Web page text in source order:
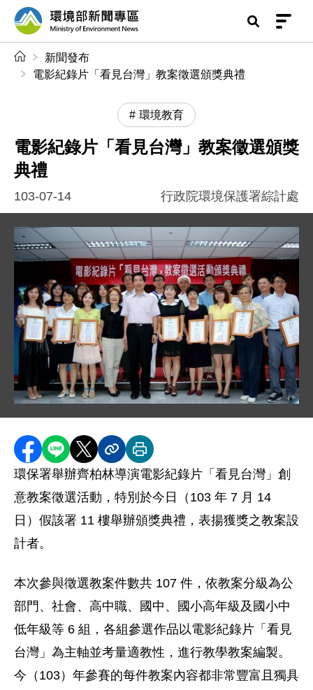
前往中央內容區塊
環境部新聞專區
新聞發布
電影紀錄片「看見台灣」教案徵選頒獎典禮
環境教育
電影紀錄片「看見台灣」教案徵選頒獎
典禮
103-07-14 行政院環境保護署綜計處
分享至 Facebook
分享到 LINE
分享到 X分享內容連結
列印本頁
環保署舉辦齊柏林導演電影紀錄片「看見台灣」創
意教案徵選活動，特別於今日（103 年 7 月 14
日）假該署 11 樓舉辦頒獎典禮，表揚獲獎之教案設
計者。
本次參與徵選教案件數共 107 件，依教案分級為公
部門、社會、高中職、國中、國小高年級及國小中
低年級等 6 組，各組參選作品以電影紀錄片「看見
台灣」為主軸並考量適教性，進行教學教案編製。
今（103）年參賽的每件教案內容都非常豐富且獨具